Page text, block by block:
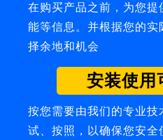
在购买产品之前，为您提
能等信息。并根据您的
择余地和机会
安装使用
按您需要由我们的专业技
试、按照，以确保您安全